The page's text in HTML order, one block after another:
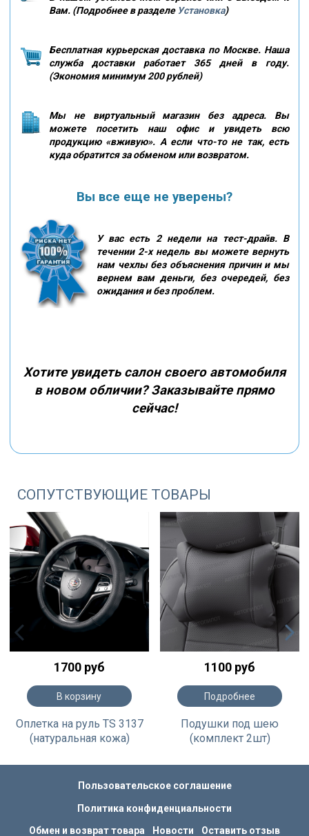
Вам. (Подробнее в разделе Установка)
Бесплатная курьерская доставка по Москве. Наша
служба доставки работает 365 дней в году.
(Экономия минимум 200 рублей)
Мы не виртуальный магазин без адреса. Вы
можете посетить наш офис и увидеть всю
продукцию «вживую». А если что-то не так, есть
куда обратится за обменом или возвратом.
Вы все еще не уверены?
У вас есть 2 недели на тест-драйв. В
течении 2-х недель вы можете вернуть
нам чехлы без объяснения причин и мы
вернем вам деньги, без очередей, без
ожидания и без проблем.
Хотите увидеть салон своего автомобиля
в новом обличии? Заказывайте прямо
сейчас!
СОПУТСТВУЮЩИЕ ТОВАРЫ
1700 руб
В корзину
Оплетка на руль TS 3137
(натуральная кожа)
1100 руб
Подробнее
Подушки под шею
(комплект 2шт)
Пользовательское соглашение
Политика конфиденциальности
Обмен и возврат товара Новости Оставить отзыв